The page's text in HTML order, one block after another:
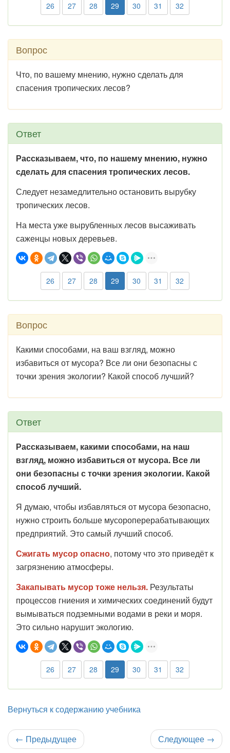
26 27 28 29 30 31 32
Вопрос
Что, по вашему мнению, нужно сделать для
спасения тропических лесов?
Ответ
Рассказываем, что, по нашему мнению, нужно
сделать для спасения тропических лесов.
Следует незамедлительно остановить вырубку
тропических лесов.
На места уже вырубленных лесов высаживать
саженцы новых деревьев.
26 27 28 29 30 31 32
Вопрос
Какими способами, на ваш взгляд, можно
избавиться от мусора? Все ли они безопасны с
точки зрения экологии? Какой способ лучший?
Ответ
Рассказываем, какими способами, на наш
взгляд, можно избавиться от мусора. Все ли
они безопасны с точки зрения экологии. Какой
способ лучший.
Я думаю, чтобы избавляться от мусора безопасно,
нужно строить больше мусороперерабатывающих
предприятий. Это самый лучший способ.
Сжигать мусор опасно, потому что это приведёт к
загрязнению атмосферы.
Закапывать мусор тоже нельзя. Результаты
процессов гниения и химических соединений будут
вымываться подземными водами в реки и моря.
Это сильно нарушит экологию.
26 27 28 29 30 31 32
Вернуться к содержанию учебника
← Предыдущее Следующее →